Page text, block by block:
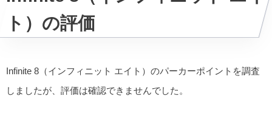
ト）の評価
Infinite 8（インフィニット エイト）のパーカーポイントを調査
しましたが、評価は確認できませんでした。